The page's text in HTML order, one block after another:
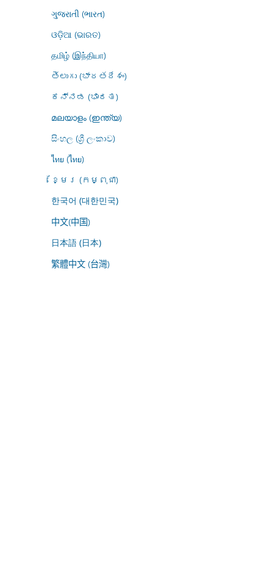
ગુજરાતી (ભારત)
ଓଡ଼ିଆ (ଭାରତ)
தமிழ் (இந்தியா)
తెలుగు (భారతదేశం)
ಕನ್ನಡ (ಭಾರತ)
മലയാളം (ഇന്ത്യ)
සිංහල (ශ්‍රී ලංකාව)
ไทย (ไทย)
ខ្មែរ (កម្ពុជា)
한국어 (대한민국)
中文(中国)
日本語 (日本)
繁體中文 (台灣)